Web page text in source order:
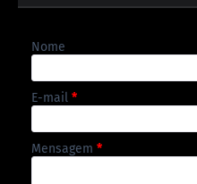
Nome
E-mail *
Mensagem *